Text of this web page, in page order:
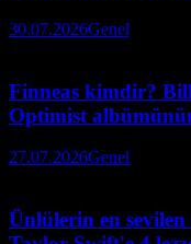
30.07.2026Genel
Finneas kimdir?
Optimist
27.07.2026Genel
Ünlülerin en